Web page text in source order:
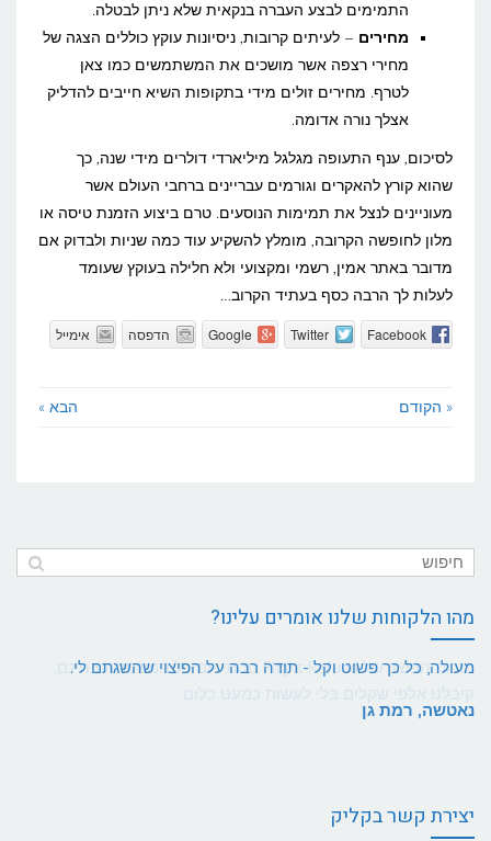
התמימים לבצע העברה בנקאית שלא ניתן לבטלה.
מחירים – לעיתים קרובות, ניסיונות עוקץ כוללים הצגה של
מחירי רצפה אשר מושכים את המשתמשים כמו צאן
לטרף. מחירים זולים מידי בתקופות השיא חייבים להדליק
אצלך נורה אדומה.
לסיכום, ענף התעופה מגלגל מיליארדי דולרים מידי שנה, כך
שהוא קורץ להאקרים וגורמים עבריינים ברחבי העולם אשר
מעוניינים לנצל את תמימות הנוסעים. טרם ביצוע הזמנת טיסה או
מלון לחופשה הקרובה, מומלץ להשקיע עוד כמה שניות ולבדוק אם
מדובר באתר אמין, רשמי ומקצועי ולא חלילה בעוקץ שעומד
לעלות לך הרבה כסף בעתיד הקרוב…
Facebook
Twitter
Google הדפסה אימייל
« הקודם הבא »
מהו הלקוחות שלנו אומרים עלינו?
מעולה, כל כך פשוט וקל - תודה רבה על הפיצוי שהשגתם לי.
נאטשה, רמת גן
יצירת קשר בקליק